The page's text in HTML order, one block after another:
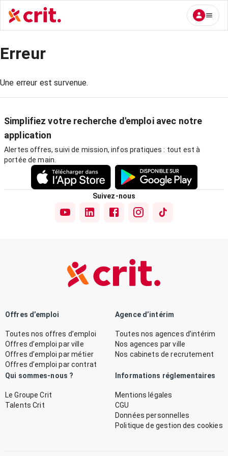
Erreur
Une erreur est survenue.
Simplifiez votre recherche d'emploi avec notre
application
Alertes offres, suivi de mission, infos pratiques : tout est à
portée de main.
Suivez-nous
Offres d’emploi
Toutes nos offres d’emploi
Offres d’emploi par ville
Offres d’emploi par métier
Offres d’emploi par contrat
Agence d’intérim
Toutes nos agences d’intérim
Nos agences par ville
Nos cabinets de recrutement
Qui sommes-nous ?
Le Groupe Crit
Talents Crit
Informations réglementaires
Mentions légales
CGU
Données personnelles
Politique de gestion des cookies